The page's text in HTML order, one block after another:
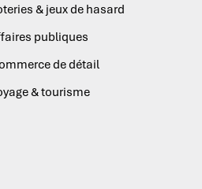
& jeux de hasard
publiques
de détail
& tourisme